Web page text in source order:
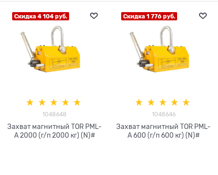
Скидка 4 104 руб.
1048648
Захват магнитный TOR PML-
A 2000 (г/п 2000 кг) (N)#
Скидка 1 776 руб.
1048646
Захват магнитный TOR PML-
A 600 (г/п 600 кг) (N)#